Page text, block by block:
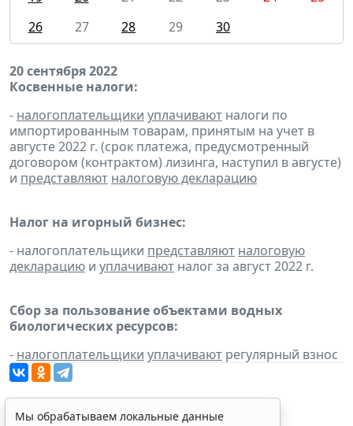
26
27 28 29 30
20 сентября 2022
Косвенные налоги:
- налогоплательщики уплачивают налоги по
импортированным товарам, принятым на учет в
августе 2022 г. (срок платежа, предусмотренный
договором (контрактом) лизинга, наступил в августе)
и представляют налоговую декларацию
Налог на игорный бизнес:
- налогоплательщики представляют налоговую
декларацию и уплачивают налог за август 2022 г.
Сбор за пользование объектами водных
биологических ресурсов:
- налогоплательщики уплачивают регулярный взнос
Мы обрабатываем локальные данные